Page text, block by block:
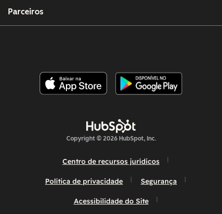
Parceiros
Copyright © 2026 HubSpot, Inc.
Centro de recursos jurídicos
Política de privacidade Segurança
Acessibilidade do Site